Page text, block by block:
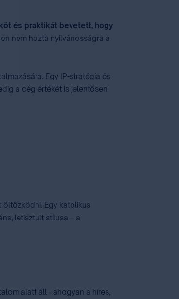
és praktikát bevetett, hogy
nem hozta nyilvánosságra a
Egy IP-stratégia és
a cég értékét is jelentősen
öltözködni. Egy katolikus
letisztult stílusa – a
alatt áll - ahogyan a híres,